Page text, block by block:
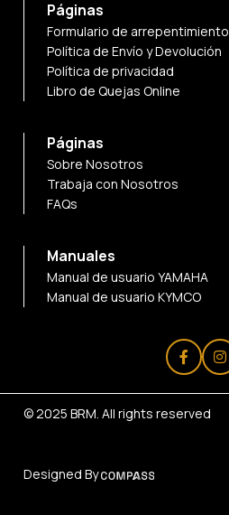
Páginas
Formulario de arrepentimiento
Política de Envío y Devolución
Política de privacidad
Libro de Quejas Online
Páginas
Sobre Nosotros
Trabaja con Nosotros
FAQs
Manuales
Manual de usuario YAMAHA
Manual de usuario KYMCO
© 2025 BRM. All rights reserved
Designed By